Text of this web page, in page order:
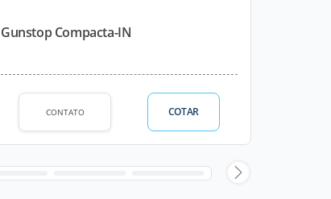
Gunstop Compacta-IN
CONTATO COTAR